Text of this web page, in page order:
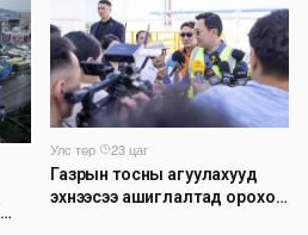
Улс төр·
23 цаг
Газрын тосны агуулахууд
эхнээсээ ашиглалтад ороход